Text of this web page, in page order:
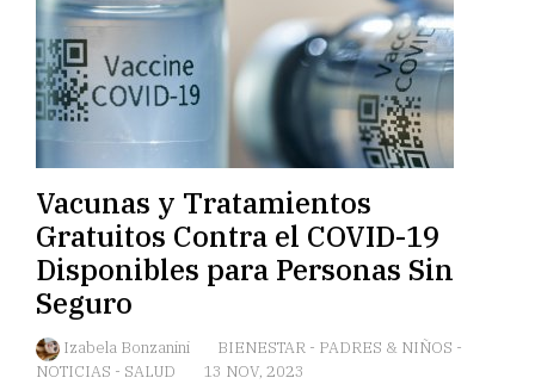
Vacunas y Tratamientos
Gratuitos Contra el COVID-19
Disponibles para Personas Sin
Seguro
Izabela Bonzanini BIENESTAR - PADRES & NIÑOS -
NOTICIAS - SALUD 13 NOV, 2023